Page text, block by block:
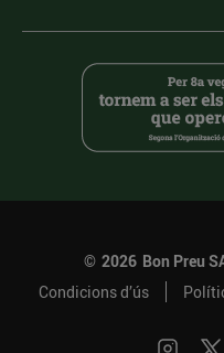
© 2026 Bon Preu
Condicions d’ús